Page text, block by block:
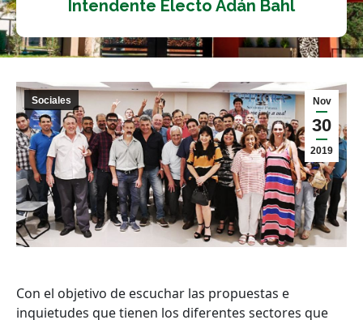
Intendente Electo Adán Bahl
Nov
30
2019
Sociales
Con el objetivo de escuchar las propuestas e
inquietudes que tienen los diferentes sectores que